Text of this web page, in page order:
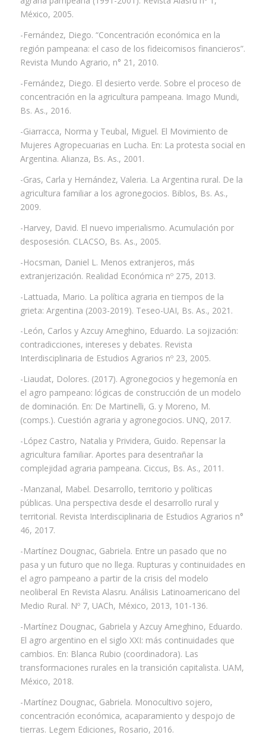
México, 2005.
-Fernández, Diego. “Concentración económica en la
región pampeana: el caso de los fideicomisos financieros”.
Revista Mundo Agrario, n° 21, 2010.
-Fernández, Diego. El desierto verde. Sobre el proceso de
concentración en la agricultura pampeana. Imago Mundi,
Bs. As., 2016.
-Giarracca, Norma y Teubal, Miguel. El Movimiento de
Mujeres Agropecuarias en Lucha. En: La protesta social en
Argentina. Alianza, Bs. As., 2001.
-Gras, Carla y Hernández, Valeria. La Argentina rural. De la
agricultura familiar a los agronegocios. Biblos, Bs. As.,
2009.
-Harvey, David. El nuevo imperialismo. Acumulación por
desposesión. CLACSO, Bs. As., 2005.
-Hocsman, Daniel L. Menos extranjeros, más
extranjerización. Realidad Económica nº 275, 2013.
-Lattuada, Mario. La política agraria en tiempos de la
grieta: Argentina (2003-2019). Teseo-UAI, Bs. As., 2021.
-León, Carlos y Azcuy Ameghino, Eduardo. La sojización:
contradicciones, intereses y debates. Revista
Interdisciplinaria de Estudios Agrarios nº 23, 2005.
-Liaudat, Dolores. (2017). Agronegocios y hegemonía en
el agro pampeano: lógicas de construcción de un modelo
de dominación. En: De Martinelli, G. y Moreno, M.
(comps.). Cuestión agraria y agronegocios. UNQ, 2017.
-López Castro, Natalia y Prividera, Guido. Repensar la
agricultura familiar. Aportes para desentrañar la
complejidad agraria pampeana. Ciccus, Bs. As., 2011.
-Manzanal, Mabel. Desarrollo, territorio y políticas
públicas. Una perspectiva desde el desarrollo rural y
territorial. Revista Interdisciplinaria de Estudios Agrarios n°
46, 2017.
-Martínez Dougnac, Gabriela. Entre un pasado que no
pasa y un futuro que no llega. Rupturas y continuidades en
el agro pampeano a partir de la crisis del modelo
neoliberal En Revista Alasru. Análisis Latinoamericano del
Medio Rural. Nº 7, UACh, México, 2013, 101-136.
-Martínez Dougnac, Gabriela y Azcuy Ameghino, Eduardo.
El agro argentino en el siglo XXI: más continuidades que
cambios. En: Blanca Rubio (coordinadora). Las
transformaciones rurales en la transición capitalista. UAM,
México, 2018.
-Martínez Dougnac, Gabriela. Monocultivo sojero,
concentración económica, acaparamiento y despojo de
tierras. Legem Ediciones, Rosario, 2016.